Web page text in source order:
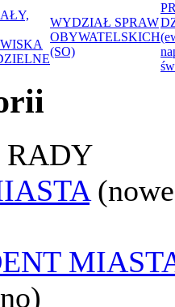
WYDZIAŁ SPRAW
OBYWATELSKICH
(SO)
RADY
(nowe